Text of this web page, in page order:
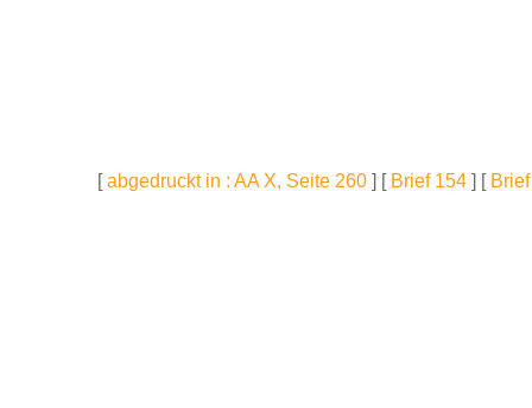
[abgedruckt in : AA X, Seite 260 ] [ Brief 154 ] [